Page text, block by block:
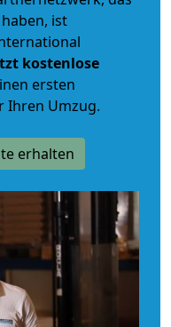
ist
kostenlose
ersten
Ihren Umzug.
erhalten